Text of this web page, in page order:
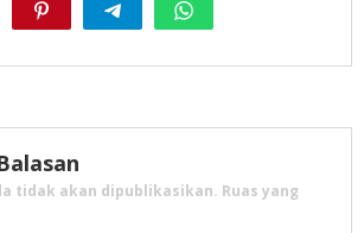
tidak akan dipublikasikan. Ruas yang